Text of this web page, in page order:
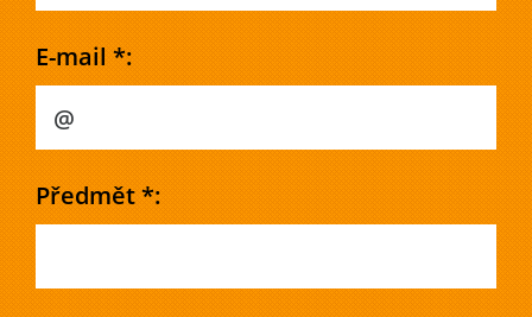
E-mail *:
Předmět *: